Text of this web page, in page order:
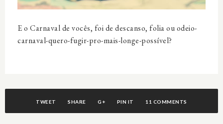
E o Carnaval de vocês, foi de descanso, folia ou odeio-
carnaval-quero-fugir-pro-mais-longe-possível?
TWEET SHARE G+ PIN IT 11 COMMENTS